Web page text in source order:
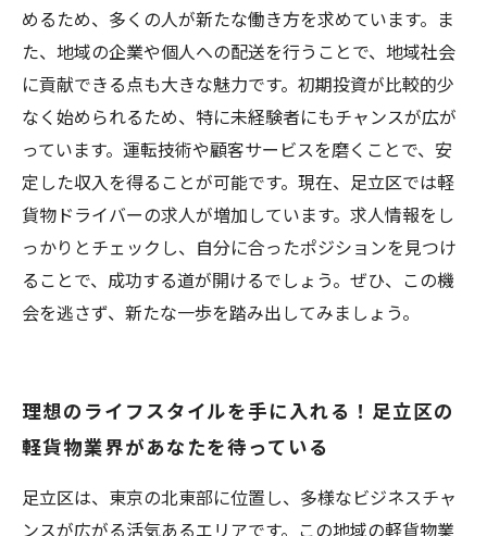
めるため、多くの人が新たな働き方を求めています。ま
た、地域の企業や個人への配送を行うことで、地域社会
に貢献できる点も大きな魅力です。初期投資が比較的少
なく始められるため、特に未経験者にもチャンスが広が
っています。運転技術や顧客サービスを磨くことで、安
定した収入を得ることが可能です。現在、足立区では軽
貨物ドライバーの求人が増加しています。求人情報をし
っかりとチェックし、自分に合ったポジションを見つけ
ることで、成功する道が開けるでしょう。ぜひ、この機
会を逃さず、新たな一歩を踏み出してみましょう。
理想のライフスタイルを手に入れる！足立区の
軽貨物業界があなたを待っている
足立区は、東京の北東部に位置し、多様なビジネスチャ
ンスが広がる活気あるエリアです。この地域の軽貨物業